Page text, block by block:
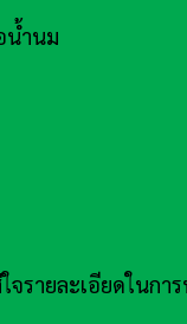
น้ำนม
รายละเอียดใน